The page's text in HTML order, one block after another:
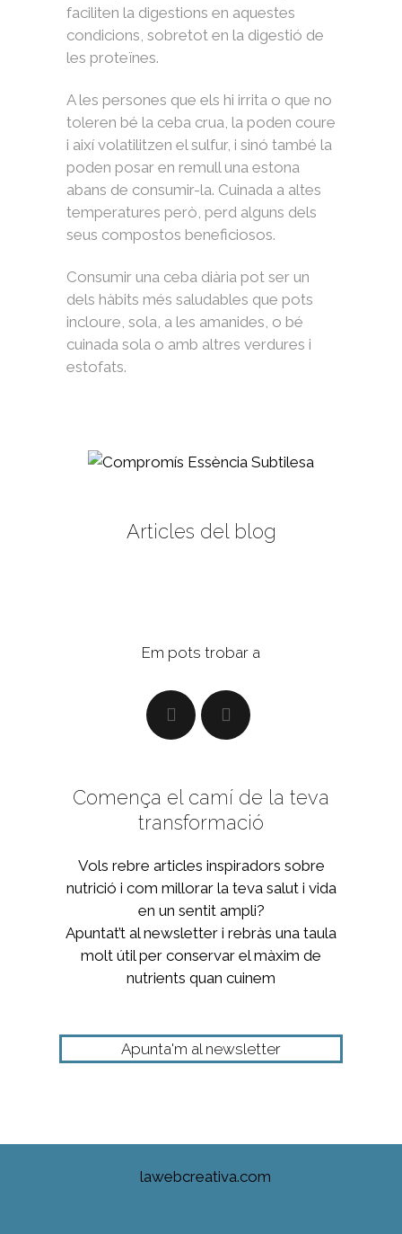
faciliten la digestions en aquestes
condicions, sobretot en la digestió de
les proteïnes.
A les persones que els hi irrita o que no
toleren bé la ceba crua, la poden coure
i així volatilitzen el sulfur, i sinó també la
poden posar en remull una estona
abans de consumir-la. Cuinada a altes
temperatures però, perd alguns dels
seus compostos beneficiosos.
Consumir una ceba diària pot ser un
dels hàbits més saludables que pots
incloure, sola, a les amanides, o bé
cuinada sola o amb altres verdures i
estofats.
Articles del blog
Em pots trobar a
Comença el camí de la teva
transformació
Vols rebre articles inspiradors sobre
nutrició i com millorar la teva salut i vida
en un sentit ampli?
Apuntat’t al newsletter i rebràs una taula
molt útil per conservar el màxim de
nutrients quan cuinem
Apunta'm al newsletter
lawebcreativa.com